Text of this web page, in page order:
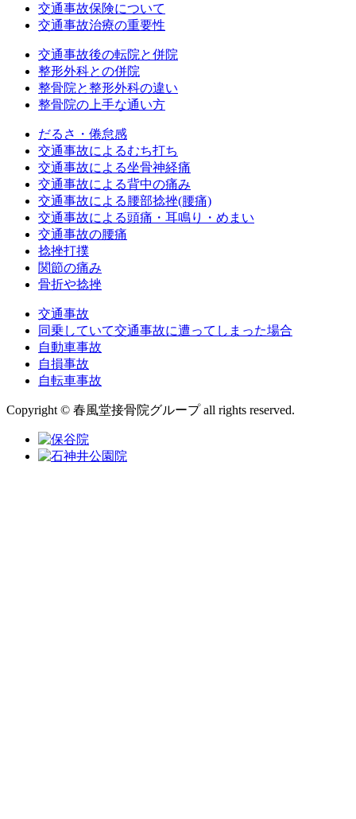
交通事故保険について
交通事故治療の重要性
交通事故後の転院と併院
整形外科との併院
整骨院と整形外科の違い
整骨院の上手な通い方
だるさ・倦怠感
交通事故によるむち打ち
交通事故による坐骨神経痛
交通事故による背中の痛み
交通事故による腰部捻挫(腰痛)
交通事故による頭痛・耳鳴り・めまい
交通事故の腰痛
捻挫打撲
関節の痛み
骨折や捻挫
交通事故
同乗していて交通事故に遭ってしまった場合
自動車事故
自損事故
自転車事故
Copyright © 春風堂接骨院グループ all rights reserved.